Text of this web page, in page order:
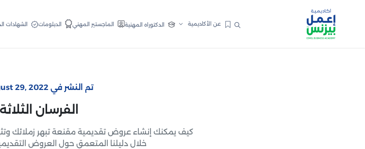
عن الأكاديمية الدكتوراه المهنية الماجستير المهني الدبلومات الشهادات
تم النشر في August 29, 2022
الفرسان الثلاثة
كيف يمكنك إنشاء عروض تقديمية مقنعة تبهر زملائك
خلال دليلنا المتعمق حول العروض